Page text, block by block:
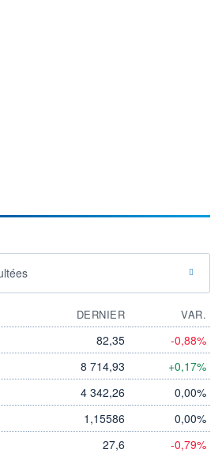
DERNIER
VAR.
82,35 -0,88%
8 714,93 +0,17%
4 342,26 0,00%
1,15586 0,00%
27,6 -0,79%